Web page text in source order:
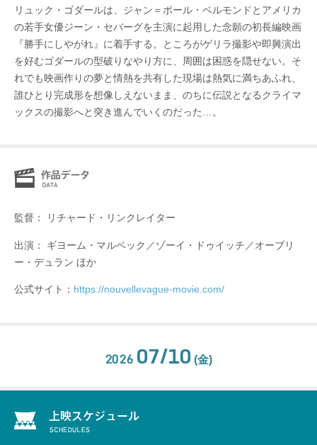
リュック・ゴダールは、ジャン＝ポール・ベルモンドとアメリカ
の若手女優ジーン・セバーグを主演に起用した念願の初長編映画
『勝手にしやがれ』に着手する。ところがゲリラ撮影や即興演出
を好むゴダールの型破りなやり方に、周囲は困惑を隠せない。そ
れでも映画作りの夢と情熱を共有した現場は熱気に満ちあふれ、
誰ひとり完成形を想像しえないまま、のちに伝説となるクライマ
ックスの撮影へと突き進んでいくのだった…。
監督： リチャード・リンクレイター
出演： ギヨーム・マルベック／ゾーイ・ドゥイッチ／オーブリ
ー・デュラン ほか
公式サイト： https://nouvellevague-movie.com/
2026 07/10 (金)